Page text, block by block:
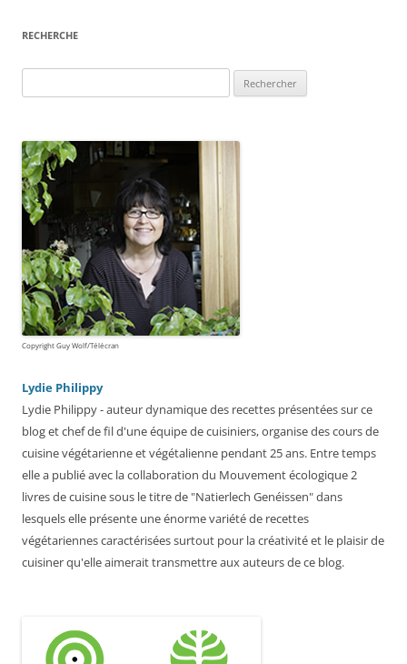
RECHERCHE
Copyright Guy Wolf/Télécran
Lydie Philippy
Lydie Philippy - auteur dynamique des recettes présentées sur ce
blog et chef de fil d'une équipe de cuisiniers, organise des cours de
cuisine végétarienne et végétalienne pendant 25 ans. Entre temps
elle a publié avec la collaboration du Mouvement écologique 2
livres de cuisine sous le titre de "Natierlech Genéissen" dans
lesquels elle présente une énorme variété de recettes
végétariennes caractérisées surtout pour la créativité et le plaisir de
cuisiner qu'elle aimerait transmettre aux auteurs de ce blog.